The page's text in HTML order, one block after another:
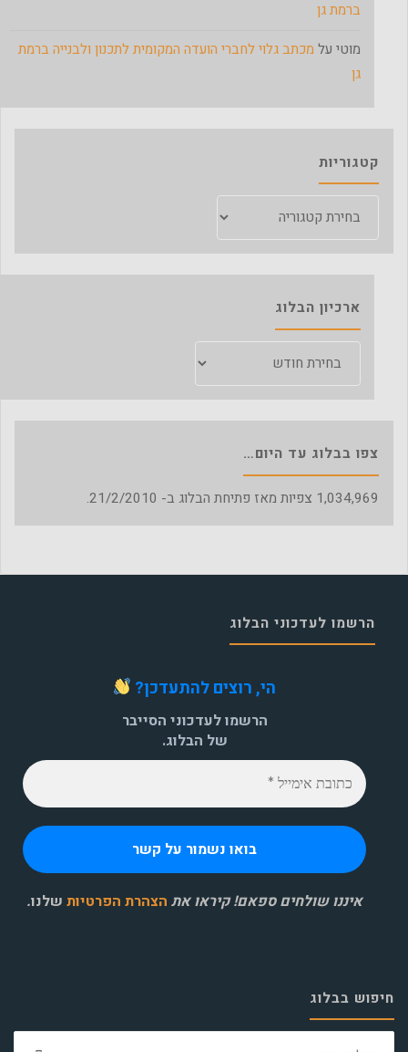
ברמת גן
מוטי על מכתב גלוי לחברי הועדה המקומית לתכנון ולבנייה ברמת
גן
קטגוריות
ארכיון הבלוג
צפו בבלוג עד היום…
1,034,969 צפיות מאז פתיחת הבלוג ב- 21/2/2010.
הרשמו לעדכוני הבלוג
הי, רוצים להתעדכן?
הרשמו לעדכוני הסייבר
של הבלוג.
איננו שולחים ספאם! קיראו את הצהרת הפרטיות שלנו.
חיפוש בבלוג